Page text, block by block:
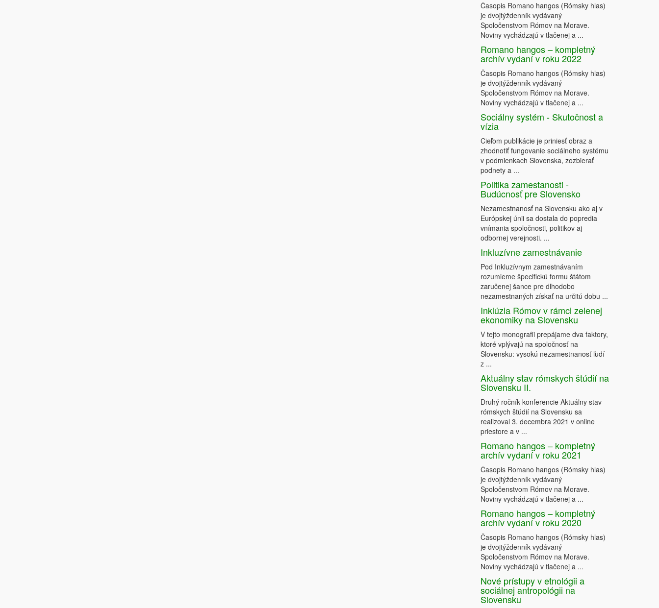
Časopis Romano hangos (Rómsky hlas)
je dvojtýždenník vydávaný
Spoločenstvom Rómov na Morave.
Noviny vychádzajú v tlačenej a ...
Romano hangos – kompletný
archív vydaní v roku 2022
Časopis Romano hangos (Rómsky hlas)
je dvojtýždenník vydávaný
Spoločenstvom Rómov na Morave.
Noviny vychádzajú v tlačenej a ...
Sociálny systém - Skutočnost a
vízia
Cieľom publikácie je priniesť obraz a
zhodnotiť fungovanie sociálneho systému
v podmienkach Slovenska, zozbierať
podnety a ...
Politika zamestanosti -
Budúcnosť pre Slovensko
Nezamestnanosť na Slovensku ako aj v
Európskej únii sa dostala do popredia
vnímania spoločnosti, politikov aj
odbornej verejnosti. ...
Inkluzívne zamestnávanie
Pod Inkluzívnym zamestnávaním
rozumieme špecifickú formu štátom
zaručenej šance pre dlhodobo
nezamestnaných získať na určitú dobu ...
Inklúzia Rómov v rámci zelenej
ekonomiky na Slovensku
V tejto monografii prepájame dva faktory,
ktoré vplývajú na spoločnosť na
Slovensku: vysokú nezamestnanosť ľudí
z ...
Aktuálny stav rómskych štúdií na
Slovensku II.
Druhý ročník konferencie Aktuálny stav
rómskych štúdií na Slovensku sa
realizoval 3. decembra 2021 v online
priestore a v ...
Romano hangos – kompletný
archív vydaní v roku 2021
Časopis Romano hangos (Rómsky hlas)
je dvojtýždenník vydávaný
Spoločenstvom Rómov na Morave.
Noviny vychádzajú v tlačenej a ...
Romano hangos – kompletný
archív vydaní v roku 2020
Časopis Romano hangos (Rómsky hlas)
je dvojtýždenník vydávaný
Spoločenstvom Rómov na Morave.
Noviny vychádzajú v tlačenej a ...
Nové prístupy v etnológii a
sociálnej antropológii na
Slovensku